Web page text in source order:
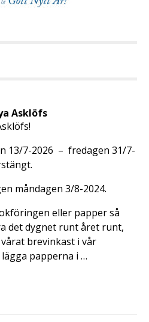
Asklöfs
13/7-2026 – fredagen 31/7-
måndagen 3/8-2024.
eller papper så
det dygnet runt året runt,
brevinkast i vår
papperna i …